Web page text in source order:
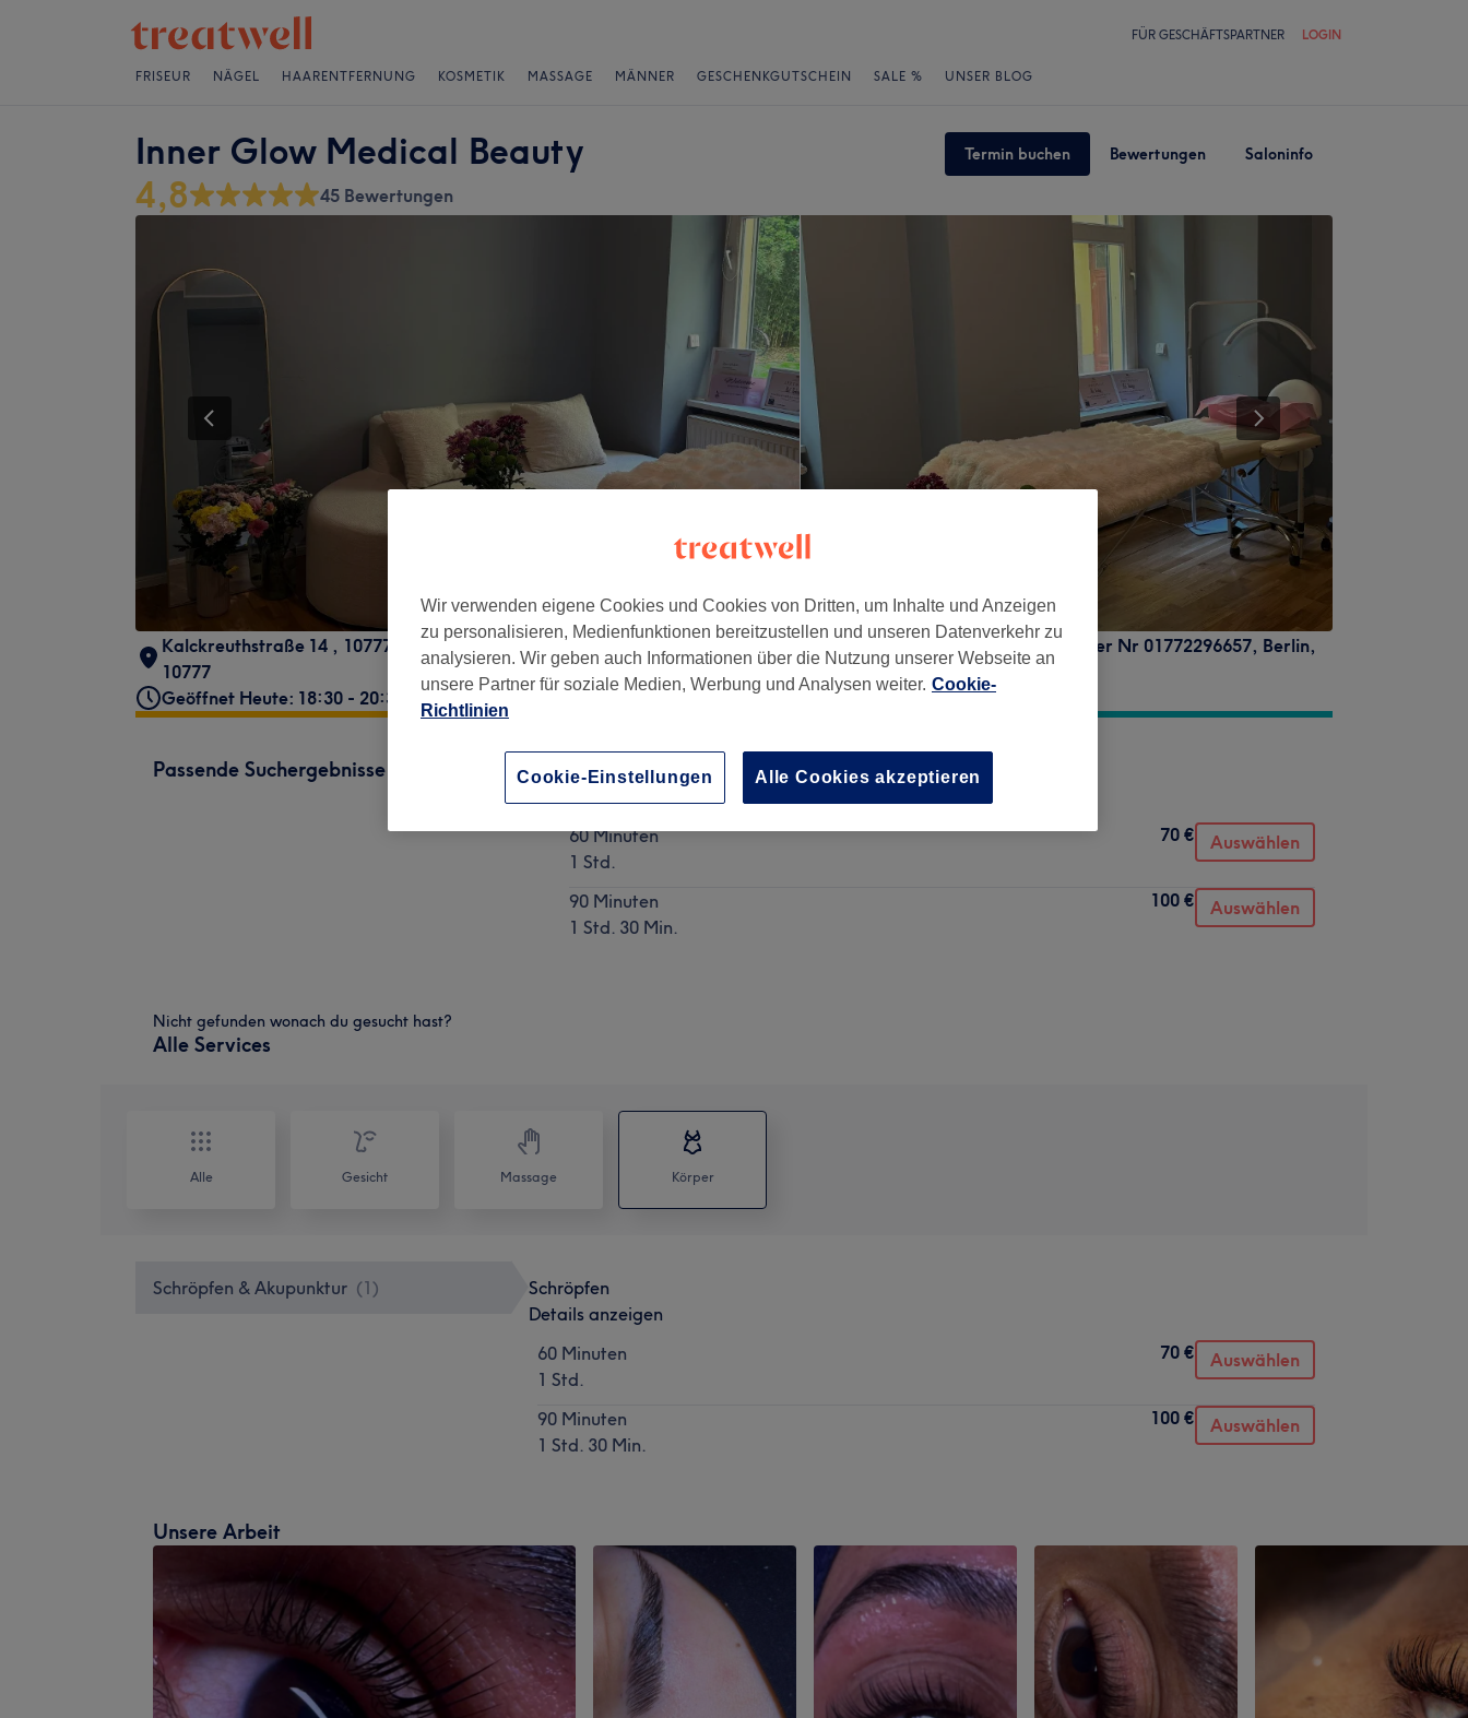
FÜR GESCHÄFTSPARTNER LOGIN
FRISEUR NÄGEL HAARENTFERNUNG KOSMETIK MASSAGE MÄNNER GESCHENKGUTSCHEIN SALE % UNSER BLOG
Inner Glow Medical Beauty Termin buchen Bewertungen Saloninfo
4,8 45 Bewertungen
Kalckreuthstraße 14 , 10777 Berlin , Bei fragen könnt ihr mich jederzeit gerne über WhatsApp kontaktieren unter der Nr 01772296657, Berlin,
10777
Geöffnet Heute: 18:30 - 20:30
Passende Suchergebnisse
Schröpfen
60 Minuten
1 Std.
70 € Auswählen
90 Minuten
1 Std. 30 Min.
100 € Auswählen
Nicht gefunden wonach du gesucht hast?
Alle Services
Alle Gesicht Massage Körper
Schröpfen & Akupunktur (1 )
Schröpfen
Details anzeigen
60 Minuten
1 Std.
70 € Auswählen
90 Minuten
1 Std. 30 Min.
100 € Auswählen
Unsere Arbeit
Wir verwenden eigene Cookies und Cookies von Dritten, um Inhalte und Anzeigen
zu personalisieren, Medienfunktionen bereitzustellen und unseren Datenverkehr zu
analysieren. Wir geben auch Informationen über die Nutzung unserer Webseite an
unsere Partner für soziale Medien, Werbung und Analysen weiter. Cookie-
Richtlinien
Cookie-Einstellungen Alle Cookies akzeptieren